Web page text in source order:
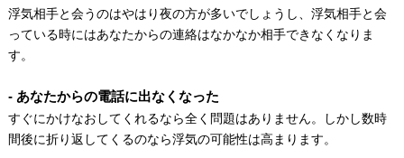
浮気相手と会うのはやはり夜の方が多いでしょうし、浮気相手と会
っている時にはあなたからの連絡はなかなか相手できなくなりま
す。
あなたからの電話に出なくなった
すぐにかけなおしてくれるなら全く問題はありません。しかし数時
間後に折り返してくるのなら浮気の可能性は高まります。